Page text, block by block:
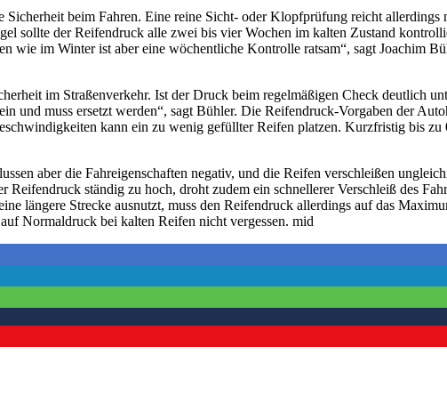
beim Fahren. Eine reine Sicht- oder Klopfprüfung reicht allerdings
sollte der Reifendruck alle zwei bis vier Wochen im kalten Zustand
wie im Winter ist aber eine wöchentliche Kontrolle ratsam“, sagt Joachim
im Straßenverkehr. Ist der Druck beim regelmäßigen Check deutlich
und muss ersetzt werden“, sagt Bühler. Die Reifendruck-Vorgaben der
kann ein zu wenig gefüllter Reifen platzen. Kurzfristig bis zu
aber die Fahreigenschaften negativ, und die Reifen verschleißen
Reifendruck ständig zu hoch, droht zudem ein schnellerer Verschleiß des
längere Strecke ausnutzt, muss den Reifendruck allerdings auf das
Normaldruck bei kalten Reifen nicht vergessen. mid